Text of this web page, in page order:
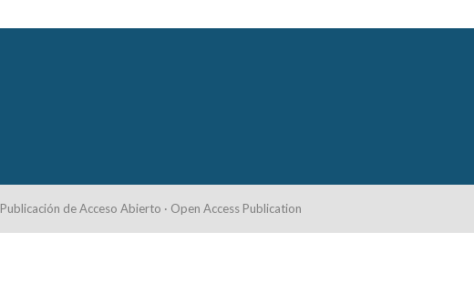
Publicación de Acceso Abierto · Open Access Publication